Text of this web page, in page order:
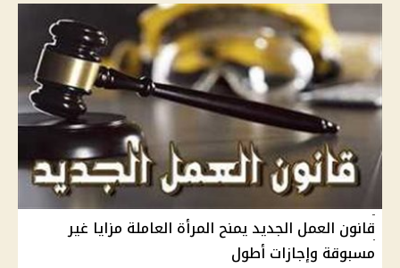
قانون العمل الجديد يمنح المرأة العاملة مزايا غير
مسبوقة وإجازات أطول